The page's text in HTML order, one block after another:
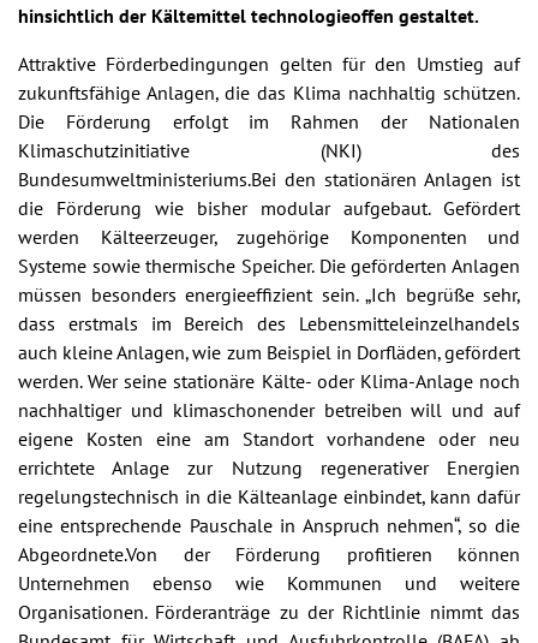
hinsichtlich der Kältemittel technologieoffen gestaltet.
Attraktive Förderbedingungen gelten für den Umstieg auf
zukunftsfähige Anlagen, die das Klima nachhaltig schützen.
Die Förderung erfolgt im Rahmen der Nationalen
Klimaschutzinitiative (NKI) des
Bundesumweltministeriums.Bei den stationären Anlagen ist
die Förderung wie bisher modular aufgebaut. Gefördert
werden Kälteerzeuger, zugehörige Komponenten und
Systeme sowie thermische Speicher. Die geförderten Anlagen
müssen besonders energieeffizient sein. „Ich begrüße sehr,
dass erstmals im Bereich des Lebensmitteleinzelhandels
auch kleine Anlagen, wie zum Beispiel in Dorfläden, gefördert
werden. Wer seine stationäre Kälte- oder Klima-Anlage noch
nachhaltiger und klimaschonender betreiben will und auf
eigene Kosten eine am Standort vorhandene oder neu
errichtete Anlage zur Nutzung regenerativer Energien
regelungstechnisch in die Kälteanlage einbindet, kann dafür
eine entsprechende Pauschale in Anspruch nehmen“, so die
Abgeordnete.Von der Förderung profitieren können
Unternehmen ebenso wie Kommunen und weitere
Organisationen. Förderanträge zu der Richtlinie nimmt das